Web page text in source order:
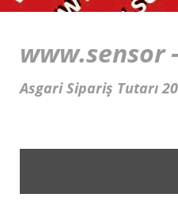
www.sensor -
Asgari Sipariş Tutarı